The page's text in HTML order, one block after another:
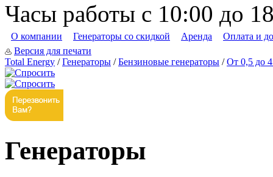
Часы работы с 10:00 до
О компании Генераторы со скидкой Аренда
Оплата и
Версия для печати
Total Energy /Генераторы /Бензиновые генераторы /От 0,5 до
Генераторы